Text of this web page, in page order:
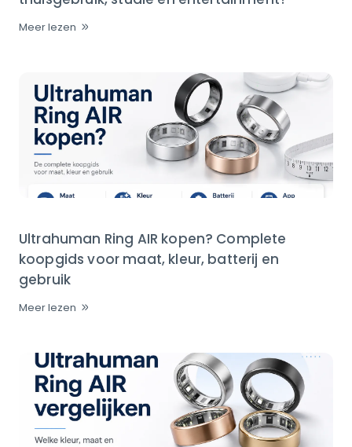
Meer lezen
Ultrahuman Ring AIR kopen? Complete
koopgids voor maat, kleur, batterij en
gebruik
Meer lezen